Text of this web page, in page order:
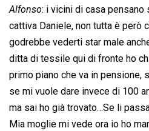
Alfonso: i vicini di casa pensano
cattiva Daniele, non tutta è però
godrebbe vederti star male
ditta di tessile qui di fronte ho
primo piano che va in pensione,
se mi vuole dare invece di 100
ma sai ho già trovato…Se li
Mia moglie mi vede ora io ho